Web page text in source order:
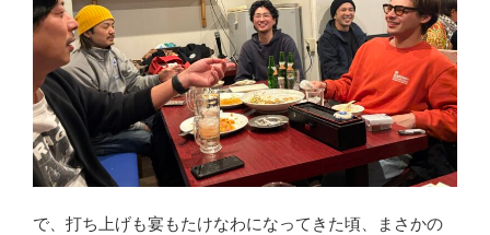
で、打ち上げも宴もたけなわになってきた頃、まさかの